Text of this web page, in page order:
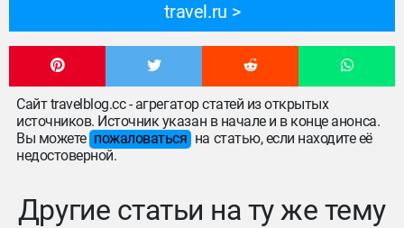
travel.ru
Сайт travelblog.cc - агрегатор статей из открытых
источников. Источник указан в начале и в конце анонса.
Вы можете пожаловаться на статью, если находите её
недостоверной.
Другие статьи на ту же тему